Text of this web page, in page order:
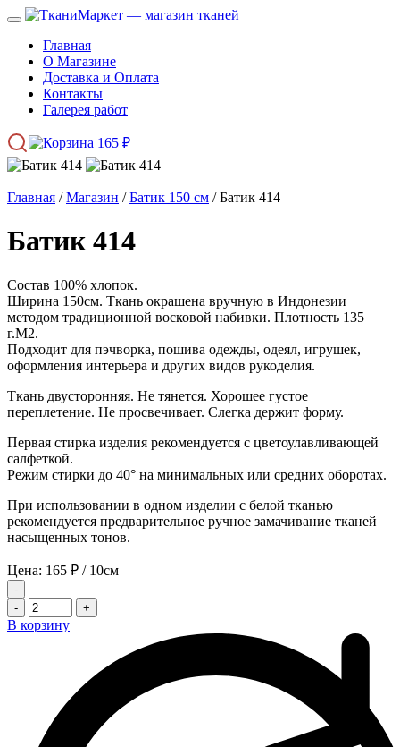
Главная
О Магазине
Доставка и Оплата
Контакты
Галерея работ
165 ₽
Главная /Магазин /Батик 150 см / Батик 414
Батик 414
Состав 100% хлопок.
Ширина 150см. Ткань окрашена вручную в Индонезии
методом традиционной восковой набивки. Плотность 135
г.М2.
Подходит для пэчворка, пошива одежды, одеял, игрушек,
оформления интерьера и других видов рукоделия.
Ткань двусторонняя. Не тянется. Хорошее густое
переплетение. Не просвечивает. Слегка держит форму.
Первая стирка изделия рекомендуется с цветоулавливающей
салфеткой.
Режим стирки до 40° на минимальных или средних оборотах.
При использовании в одном изделии с белой тканью
рекомендуется предварительное ручное замачивание тканей
насыщенных тонов.
Цена: 165 ₽ / 10см
-
-
+
В корзину